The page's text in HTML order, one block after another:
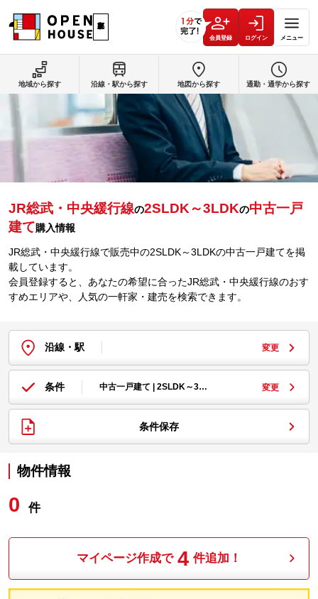
会員登録 ログイン メニュー
JR総武・中央緩行線の2SLDK～3LDKの中古一戸
建て購入情報
JR総武・中央緩行線で販売中の2SLDK～3LDKの中古一戸建てを掲
載しています。
会員登録すると、あなたの希望に合ったJR総武・中央緩行線のおす
すめエリアや、人気の一軒家・建売を検索できます。
沿線・駅 変更
条件 中古一戸建て | 2SLDK～3… 変更
条件保存
物件情報
0 件
マイページ作成で 4 件追加！
地域から探す 沿線・駅から探す 地図から探す 通勤・通学から探す